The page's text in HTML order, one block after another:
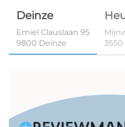
Deinze
Emiel Clauslaan 95
9800 Deinze